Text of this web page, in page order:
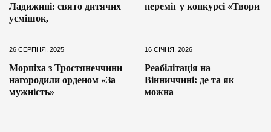
Ладижині: свято дитячих
усмішок,
переміг у конкурсі «Твори
26 СЕРПНЯ, 2025
Морпіха з Тростянеччини
нагородили орденом «За
мужність»
16 СІЧНЯ, 2026
Реабілітація на
Вінниччині: де та як
можна